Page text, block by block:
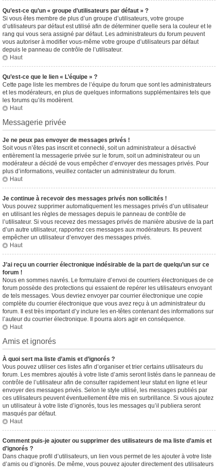
Qu’est-ce qu’un « groupe d’utilisateurs par défaut » ?
Si vous êtes membre de plus d’un groupe d’utilisateurs, votre groupe
d’utilisateurs par défaut est utilisé afin de déterminer quelle sera la couleur et le
rang qui vous sera assigné par défaut. Les administrateurs du forum peuvent
vous autoriser à modifier vous-même votre groupe d’utilisateurs par défaut
depuis le panneau de contrôle de l’utilisateur.
Haut
Qu’est-ce que le lien « L’équipe » ?
Cette page liste les membres de l’équipe du forum que sont les administrateurs
et les modérateurs, en plus de quelques informations supplémentaires tels que
les forums qu’ils modèrent.
Haut
Messagerie privée
Je ne peux pas envoyer de messages privés !
Soit vous n’êtes pas inscrit et connecté, soit un administrateur a désactivé
entièrement la messagerie privée sur le forum, soit un administrateur ou un
modérateur a décidé de vous empêcher d’envoyer des messages privés. Pour
plus d’informations, veuillez contacter un administrateur du forum.
Haut
Je continue à recevoir des messages privés non sollicités !
Vous pouvez supprimer automatiquement les messages privés d’un utilisateur
en utilisant les règles de messages depuis le panneau de contrôle de
l’utilisateur. Si vous recevez des messages privés de manière abusive de la part
d’un autre utilisateur, rapportez ces messages aux modérateurs. Ils peuvent
empêcher un utilisateur d’envoyer des messages privés.
Haut
J’ai reçu un courrier électronique indésirable de la part de quelqu’un sur ce
forum !
Nous en sommes navrés. Le formulaire d’envoi de courriers électroniques de ce
forum possède des protections qui essaient de repérer les utilisateurs envoyant
de tels messages. Vous devriez envoyer par courrier électronique une copie
complète du courrier électronique que vous avez reçu à un administrateur du
forum. Il est très important d’y inclure les en-têtes contenant des informations sur
l’auteur du courrier électronique. Il pourra alors agir en conséquence.
Haut
Amis et ignorés
À quoi sert ma liste d’amis et d’ignorés ?
Vous pouvez utiliser ces listes afin d’organiser et trier certains utilisateurs du
forum. Les membres ajoutés à votre liste d’amis seront listés dans le panneau de
contrôle de l’utilisateur afin de consulter rapidement leur statut en ligne et leur
envoyer des messages privés. Selon le style utilisé, les messages publiés par
ces utilisateurs peuvent éventuellement être mis en surbrillance. Si vous ajoutez
un utilisateur à votre liste d’ignorés, tous les messages qu’il publiera seront
masqués par défaut.
Haut
Comment puis-je ajouter ou supprimer des utilisateurs de ma liste d’amis et
d’ignorés ?
Dans chaque profil d’utilisateurs, un lien vous permet de les ajouter à votre liste
d’amis ou d’ignorés. De même, vous pouvez ajouter directement des utilisateurs